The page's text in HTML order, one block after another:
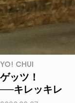
YO! CHUI
ゲッツ！
──キレッキレ